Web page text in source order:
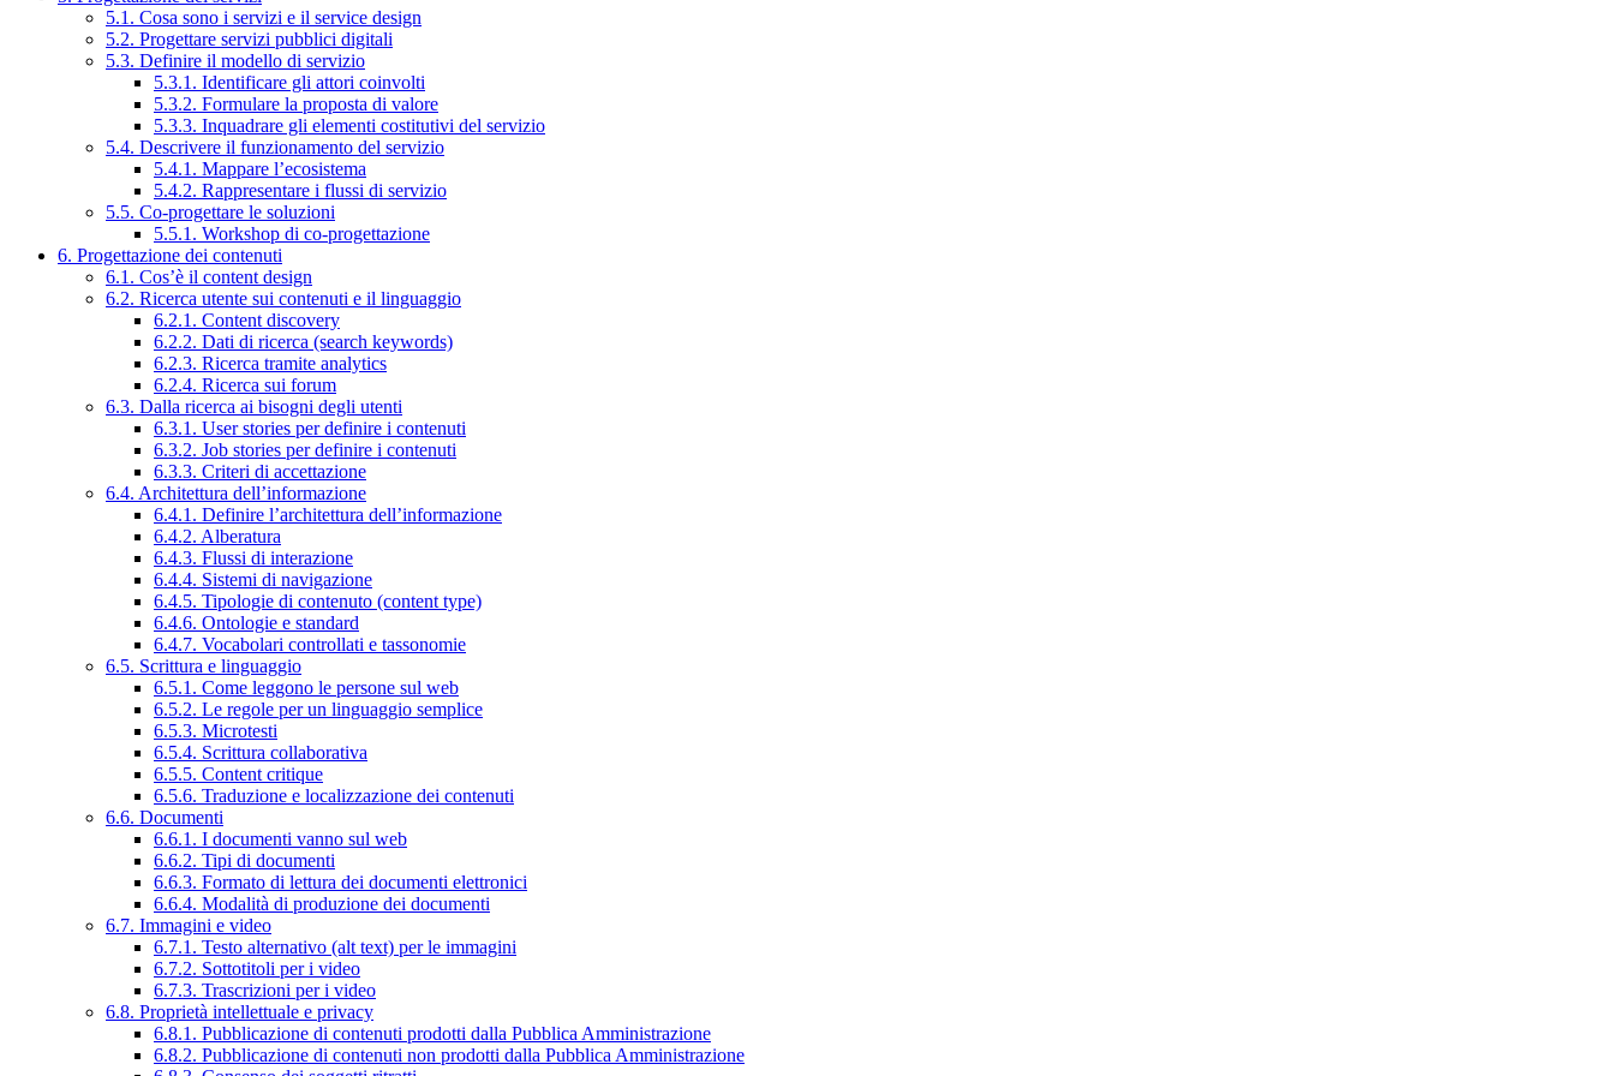
5.1. Cosa sono i servizi e il service design
5.2. Progettare servizi pubblici digitali
5.3. Definire il modello di servizio
5.3.1. Identificare gli attori coinvolti
5.3.2. Formulare la proposta di valore
5.3.3. Inquadrare gli elementi costitutivi del servizio
5.4. Descrivere il funzionamento del servizio
5.4.1. Mappare l’ecosistema
5.4.2. Rappresentare i flussi di servizio
5.5. Co-progettare le soluzioni
5.5.1. Workshop di co-progettazione
6. Progettazione dei contenuti
6.1. Cos’è il content design
6.2. Ricerca utente sui contenuti e il linguaggio
6.2.1. Content discovery
6.2.2. Dati di ricerca (search keywords)
6.2.3. Ricerca tramite analytics
6.2.4. Ricerca sui forum
6.3. Dalla ricerca ai bisogni degli utenti
6.3.1. User stories per definire i contenuti
6.3.2. Job stories per definire i contenuti
6.3.3. Criteri di accettazione
6.4. Architettura dell’informazione
6.4.1. Definire l’architettura dell’informazione
6.4.2. Alberatura
6.4.3. Flussi di interazione
6.4.4. Sistemi di navigazione
6.4.5. Tipologie di contenuto (content type)
6.4.6. Ontologie e standard
6.4.7. Vocabolari controllati e tassonomie
6.5. Scrittura e linguaggio
6.5.1. Come leggono le persone sul web
6.5.2. Le regole per un linguaggio semplice
6.5.3. Microtesti
6.5.4. Scrittura collaborativa
6.5.5. Content critique
6.5.6. Traduzione e localizzazione dei contenuti
6.6. Documenti
6.6.1. I documenti vanno sul web
6.6.2. Tipi di documenti
6.6.3. Formato di lettura dei documenti elettronici
6.6.4. Modalità di produzione dei documenti
6.7. Immagini e video
6.7.1. Testo alternativo (alt text) per le immagini
6.7.2. Sottotitoli per i video
6.7.3. Trascrizioni per i video
6.8. Proprietà intellettuale e privacy
6.8.1. Pubblicazione di contenuti prodotti dalla Pubblica Amministrazione
6.8.2. Pubblicazione di contenuti non prodotti dalla Pubblica Amministrazione